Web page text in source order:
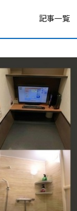
記事一覧